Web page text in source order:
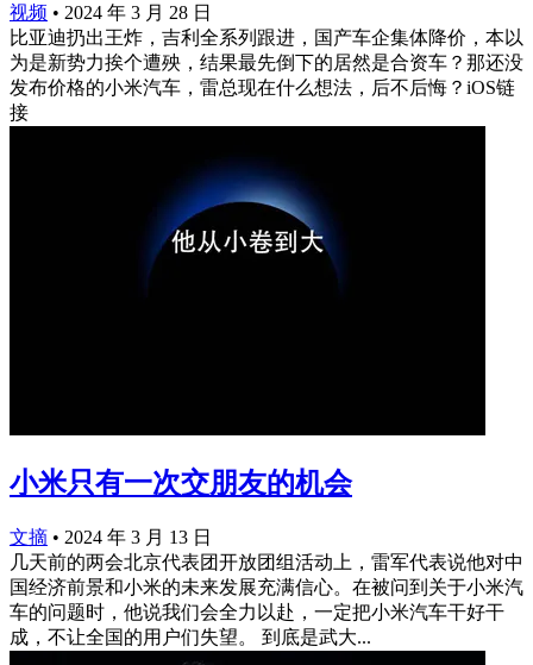
视频 • 2024 年 3 月 28 日
比亚迪扔出王炸，吉利全系列跟进，国产车企集体降价，本以
为是新势力挨个遭殃，结果最先倒下的居然是合资车？那还没
发布价格的小米汽车，雷总现在什么想法，后不后悔？iOS链
接
小米只有一次交朋友的机会
文摘 • 2024 年 3 月 13 日
几天前的两会北京代表团开放团组活动上，雷军代表说他对中
国经济前景和小米的未来发展充满信心。在被问到关于小米汽
车的问题时，他说我们会全力以赴，一定把小米汽车干好干
成，不让全国的用户们失望。 到底是武大...